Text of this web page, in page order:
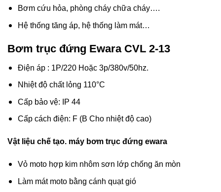
Bơm cứu hỏa, phòng cháy chữa cháy….
Hệ thống tăng áp, hệ thống làm mát…
Bơm trục đứng Ewara CVL 2-13
Điện áp : 1P/220 Hoặc 3p/380v/50hz.
Nhiệt độ chất lỏng 110°C
Cấp bảo vệ: IP 44
Cấp cách điện: F (B Cho nhiệt độ cao)
Vật liệu chế tạo. máy bơm trục đứng ewara
Vỏ moto hợp kim nhôm sơn lớp chống ăn mòn
Làm mát moto bằng cánh quạt gió